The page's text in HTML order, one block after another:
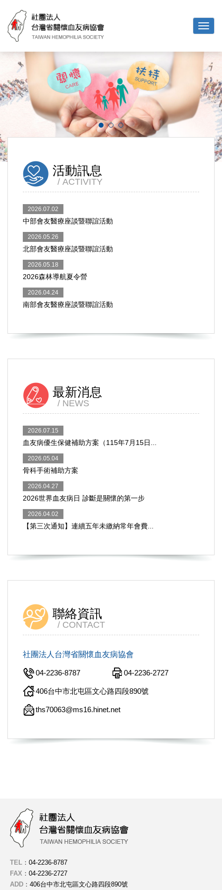
活動訊息
ACTIVITY
2026.07.02
中部會友醫療座談暨聯誼活動
2026.05.26
北部會友醫療座談暨聯誼活動
2026.05.18
2026森林導航夏令營
2026.04.24
南部會友醫療座談暨聯誼活動
最新消息
NEWS
2026.07.15
血友病優生保健補助方案（115年7月15日...
2026.05.04
骨科手術補助方案
2026.04.27
2026世界血友病日 診斷是關懷的第一步
2026.04.02
【第三次通知】連續五年未繳納常年會費...
聯絡資訊
CONTACT
社團法人台灣省關懷血友病協會
04-2236-8787 04-2236-2727
406台中市北屯區文心路四段890號
ths70063@ms16.hinet.net
TEL ： 04-2236-8787
FAX ： 04-2236-2727
ADD ： 406台中市北屯區文心路四段890號